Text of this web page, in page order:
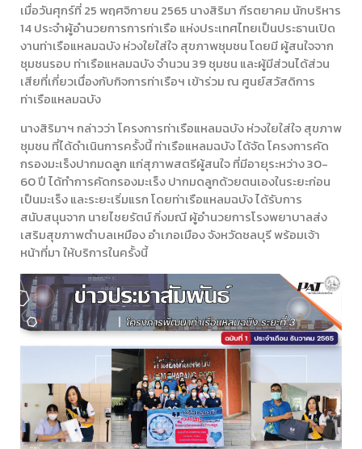
เมื่อวันศุกร์ที่ 25 พฤศจิกายน 2565 นางสิริมา กีรตยาคม นักบริหาร
14 ประจำผู้อำนวยการการท่าเรือ แห่งประเทศไทยเป็นประธานเปิด
งานท่าเรือแหลมฉบัง ห่วงใยใส่ใจ สุขภาพชุมชน โดยมี ผู้สนใจจาก
ชุมชนรอบ ท่าเรือแหลมฉบัง จำนวน 39 ชุมชน และผู้มีส่วนได้ส่วน
เสียที่เกี่ยวเนื่องกับกิจการท่าเรือฯ เข้าร่วม ณ ศูนย์สวัสดิการ
ท่าเรือแหลมฉบัง
นางสิริมาฯ กล่าวว่า โครงการท่าเรือแหลมฉบัง ห่วงใยใส่ใจ สุขภาพ
ชุมชน ที่ได้ดำเนินการครั้งนี้ ท่าเรือแหลมฉบัง ได้จัด โครงการคัด
กรองมะเร็งปากมดลูก แก่สุภาพสตรีผู้สนใจ ที่มีอายุระหว่าง 30-
60 ปี ได้ทำการคัดกรองมะเร็ง ปากมดลูกด้วยตนเองในระยะก่อน
เป็นมะเร็ง และระยะเริ่มแรก โดยท่าเรือแหลมฉบัง ได้รับการ
สนับสนุนจาก นายไชยรัตน์ กิ่งมณี ผู้อำนวยการโรงพยาบาลส่ง
เสริมสุขภาพตำบลเหมือง อำเภอเมือง จังหวัดชลบุรี พร้อมเจ้า
หน้าที่มา ให้บริการในครั้งนี้